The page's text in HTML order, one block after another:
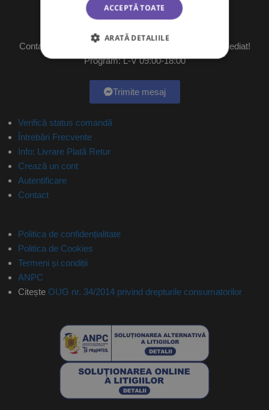
Ai întrebări?
Contactează-ne pe messenger și îți vom raspunde imediat!
Program: L-V 09:00-18:00
Trimite mesaj
Verifică status comandă
Întrebări Frecvente
Info: Livrare Plată Retur
Crează un cont
Autentificare
Contact
Politica de confidențialitate
Politica de Cookies
Termeni și condiții
ANPC
Citește OUG nr. 34/2014 privind drepturile consumatorilor
ACCEPTĂ TOATE
ARATĂ DETALIILE